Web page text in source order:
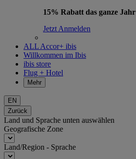
15% Rabatt das ganze Jahr
Jetzt Anmelden
ALL Accor+ ibis
Willkommen im Ibis
ibis store
Flug + Hotel
Mehr
EN
Zurück
Land und Sprache unten auswählen
Geografische Zone
Land/Region - Sprache